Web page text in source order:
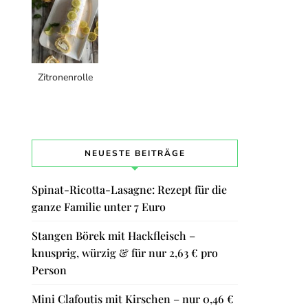
Zitronenrolle
NEUESTE BEITRÄGE
Spinat-Ricotta-Lasagne: Rezept für die
ganze Familie unter 7 Euro
Stangen Börek mit Hackfleisch –
knusprig, würzig & für nur 2,63 € pro
Person
Mini Clafoutis mit Kirschen – nur 0,46 €